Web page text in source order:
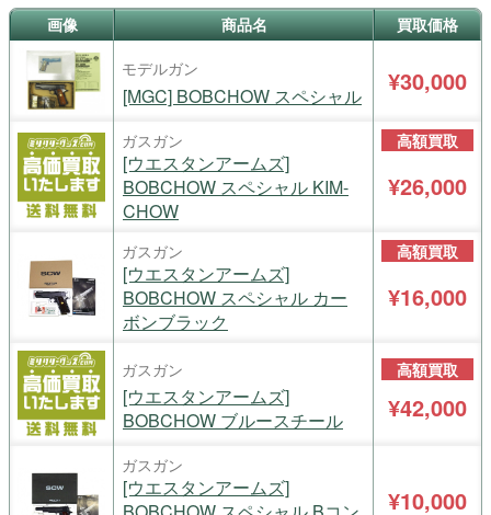
画像
商品名
買取価格
モデルガン
[MGC] BOBCHOW スペシャル ¥30,000
ガスガン
[ウエスタンアームズ]
BOBCHOW スペシャル KIM-
CHOW
高額買取
¥26,000
ガスガン
[ウエスタンアームズ]
BOBCHOW スペシャル カー
ボンブラック
高額買取
¥16,000
ガスガン
[ウエスタンアームズ]
BOBCHOW ブルースチール
高額買取
¥42,000
ガスガン
[ウエスタンアームズ]
¥10,000